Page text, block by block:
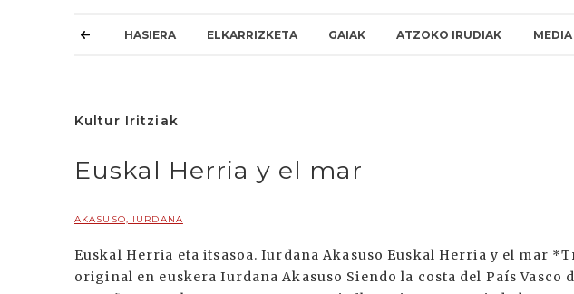
HASIERA ELKARRIZKETA GAIAK ATZOKO IRUDIAK MEDIA
Kultur Iritziak
Euskal Herria y el mar
AKASUSO, IURDANA
Euskal Herria eta itsasoa. Iurdana Akasuso Euskal Herria y el mar
original en euskera Iurdana Akasuso Siendo la costa del País Vasco